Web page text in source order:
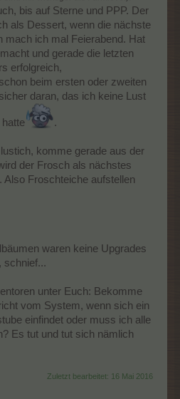
bis auf Sterne und PPP. Der
als Dessert, wenn die nächste
mach ich mal Feierabend. Hat
und gerade die letzten
erfolgreich,
beim ersten oder zweiten
daran, das ich keine Lust
.
komme gerade aus der
der Frosch als nächstes
Also Froschteiche aufstellen
waren keine Upgrades
schnief...
unter Euch: Bekomme
vom System, wenn sich ein
einfindet oder muss ich alle
Es tut und tut sich nämlich
Zuletzt bearbeitet: 16 Mai 2016